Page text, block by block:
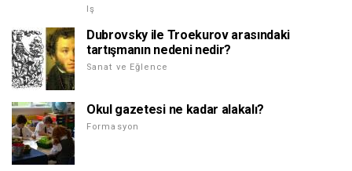
Iş
Dubrovsky ile Troekurov arasındaki
tartışmanın nedeni nedir?
Sanat ve Eğlence
Okul gazetesi ne kadar alakalı?
Formasyon